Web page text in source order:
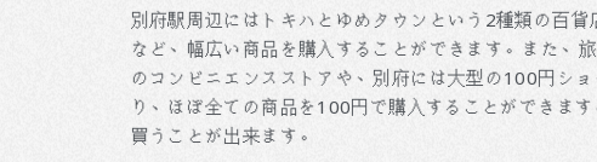
別府駅周辺にはトキハとゆめタウンという2種類の百
など、幅広い商品を購入することができます。また
のコンビニエンスストアや、別府には大型の100円シ
り、ほぼ全ての商品を100円で購入することができま
買うことが出来ます。